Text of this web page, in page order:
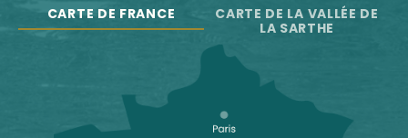
CARTE DE FRANCE
CARTE DE LA VALLÉE DE
LA SARTHE